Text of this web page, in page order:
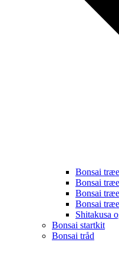
Bonsai
Bonsai
Bonsai
Bonsai
Shitakusa
Bonsai startkit
Bonsai tråd